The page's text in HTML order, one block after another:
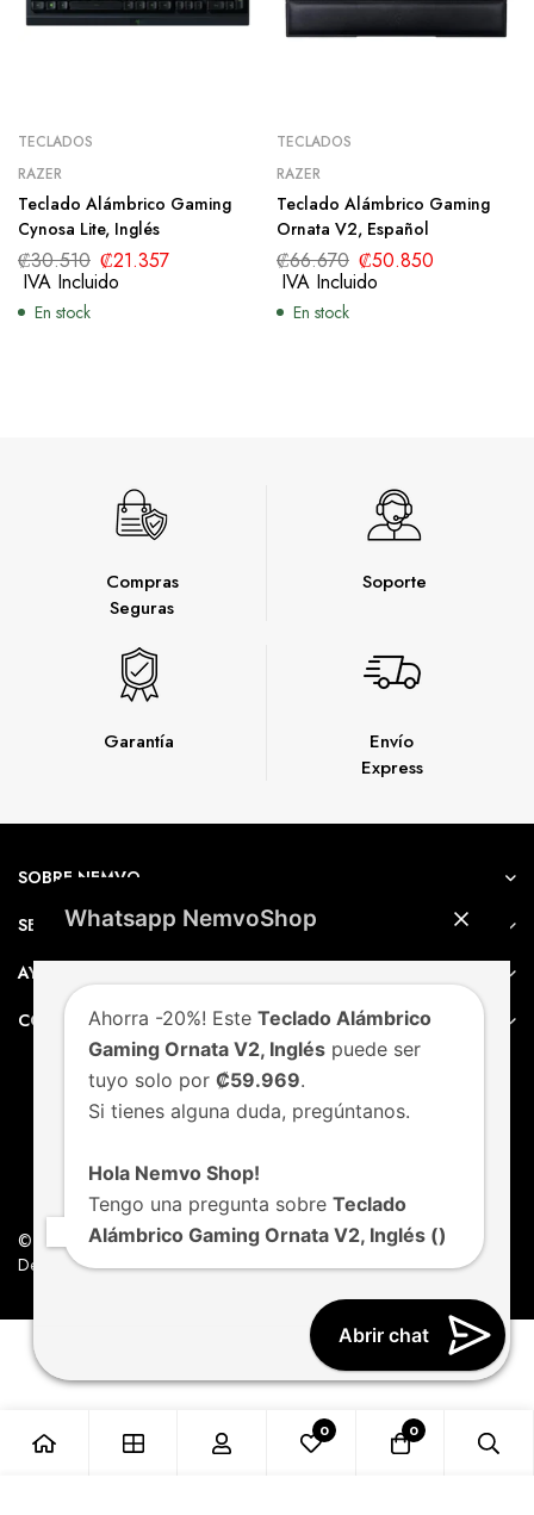
TECLADOS
RAZER
Teclado Alámbrico Gaming
Cynosa Lite, Inglés
₡30.510 ₡21.357
IVA Incluido
En stock
TECLADOS
RAZER
Teclado Alámbrico Gaming
Ornata V2, Español
₡66.670 ₡50.850
IVA Incluido
En stock
Garantía
Compras
Seguras
Envío
Express
Soporte
SOBRE NEMVO
SERVICIO AL CLIENTE
AYUDA
CONTACTO
© Nemvo. Todos los derechos Reservados.
Design by Nemvo Agency
0 0
Whatsapp NemvoShop
Ahorra -20%! Este Teclado Alámbrico
Gaming Ornata V2, Inglés puede ser
tuyo solo por ₡59.969.
Si tienes alguna duda, pregúntanos.
Hola Nemvo Shop!
Tengo una pregunta sobre Teclado
Alámbrico Gaming Ornata V2, Inglés ()
Abrir chat